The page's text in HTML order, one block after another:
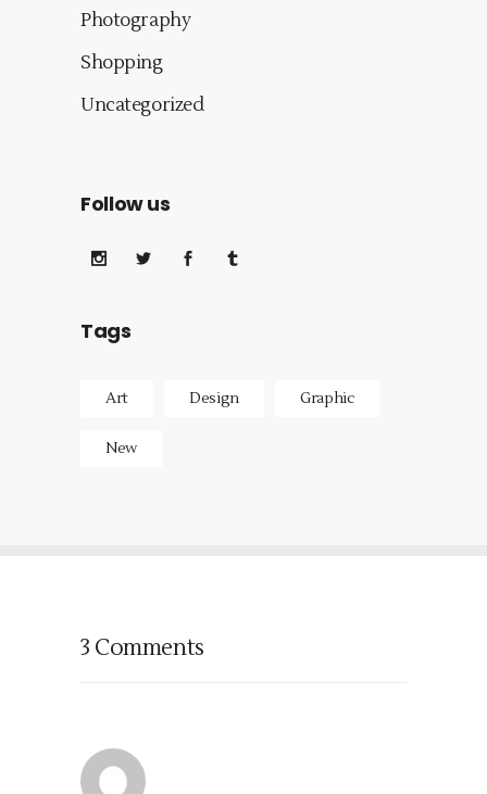
Photography
Shopping
Uncategorized
Follow us
Tags
Art Design Graphic
New
3 Comments